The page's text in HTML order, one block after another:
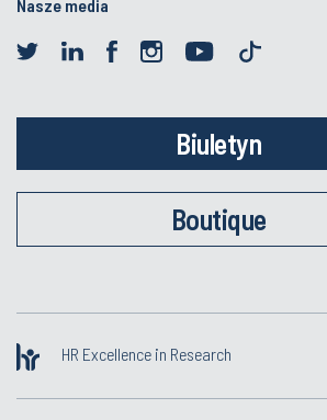
Nasze media
Biuletyn
Boutique
HR Excellence in Research